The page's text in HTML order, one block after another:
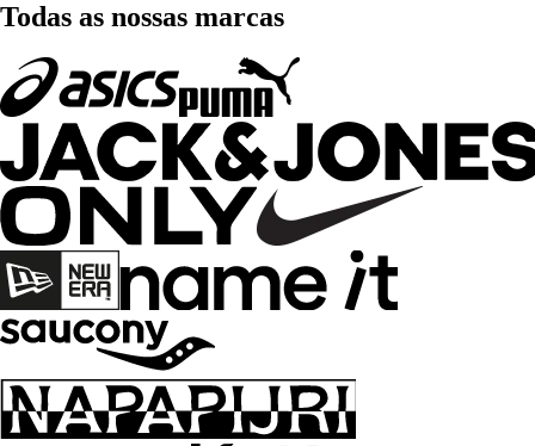
Todas as nossas marcas